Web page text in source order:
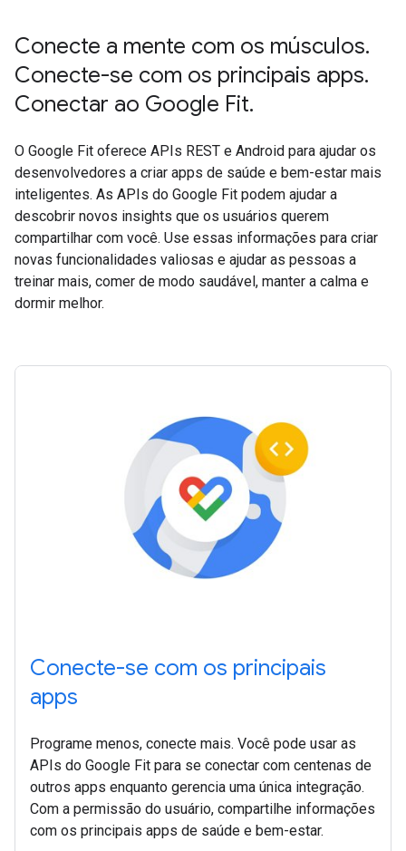
Conecte a mente com os músculos.
Conecte-se com os principais apps.
Conectar ao Google Fit.
O Google Fit oferece APIs REST e Android para ajudar os
desenvolvedores a criar apps de saúde e bem-estar mais
inteligentes. As APIs do Google Fit podem ajudar a
descobrir novos insights que os usuários querem
compartilhar com você. Use essas informações para criar
novas funcionalidades valiosas e ajudar as pessoas a
treinar mais, comer de modo saudável, manter a calma e
dormir melhor.
Conecte-se com os principais
apps
Programe menos, conecte mais. Você pode usar as
APIs do Google Fit para se conectar com centenas de
outros apps enquanto gerencia uma única integração.
Com a permissão do usuário, compartilhe informações
com os principais apps de saúde e bem-estar.